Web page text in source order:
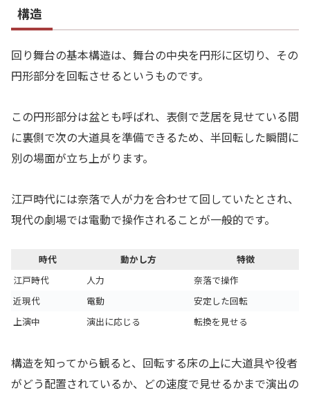
構造
回り舞台の基本構造は、舞台の中央を円形に区切り、その
円形部分を回転させるというものです。
この円形部分は盆とも呼ばれ、表側で芝居を見せている間
に裏側で次の大道具を準備できるため、半回転した瞬間に
別の場面が立ち上がります。
江戸時代には奈落で人が力を合わせて回していたとされ、
現代の劇場では電動で操作されることが一般的です。
時代 動かし方
特徴
江戸時代
人力
奈落で操作
近現代
電動
安定した回転
上演中
演出に応じる 転換を見せる
構造を知ってから観ると、回転する床の上に大道具や役者
がどう配置されているか、どの速度で見せるかまで演出の